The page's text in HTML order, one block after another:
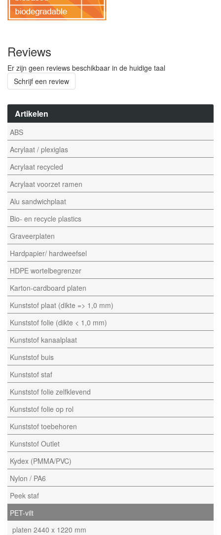
Artikelen
ABS
Acrylaat / plexiglas
Acrylaat recycled
Acrylaat voorzet ramen
Alu sandwichplaat
Bio- en recycle plastics
Graveerplaten
Hardpapier/ hardweefsel
HDPE wortelbegrenzer
Karton-cardboard platen
Kunststof plaat (dikte => 1,0 mm)
Kunststof folie (dikte < 1,0 mm)
Kunststof kanaalplaat
Kunststof buis
Kunststof staf
Kunststof folie zelfklevend
Kunststof folie op rol
Kunststof toebehoren
Kunststof Outlet
Kydex (PMMA/PVC)
Nylon / PA6
Peek staf
PET-vilt
platen 2440 x 1220 mm
Reviews
Er zijn geen reviews beschikbaar in de huidige taal
Schrijf een review